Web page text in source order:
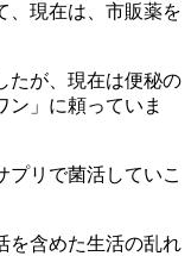
、現在は、市販薬を
たが、現在は便秘の
ン」に頼っていま
プリで菌活していこ
を含めた生活の乱れ